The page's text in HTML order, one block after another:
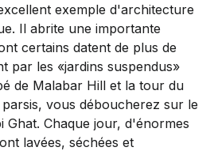
exemple d'architecture
Il abrite une importante
certains datent de plus de
par les «jardins suspendus»
de Malabar Hill et la tour du
vous déboucherez sur le
Ghat. Chaque jour, d'énormes
lavées, séchées et